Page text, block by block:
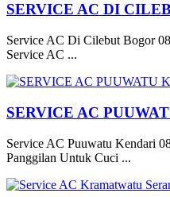
SERVICE AC DI
Service AC Di Cilebut Bogor
Service AC ...
SERVICE AC
Service AC Puuwatu Kendari
Panggilan Untuk Cuci ...